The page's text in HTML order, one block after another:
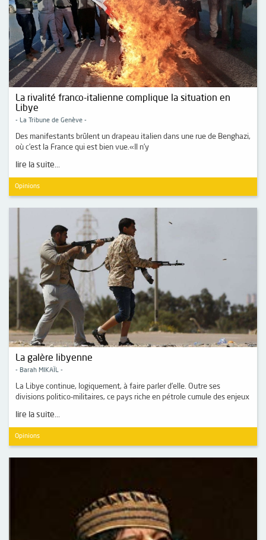
La rivalité franco-italienne complique la situation en
Libye
- La Tribune de Genève -
Des manifestants brûlent un drapeau italien dans une rue de Benghazi,
où c’est la France qui est bien vue.«Il n’y
lire la suite...
Opinions
La galère libyenne
- Barah MIKAÏL -
La Libye continue, logiquement, à faire parler d’elle. Outre ses
divisions politico-militaires, ce pays riche en pétrole cumule des enjeux
lire la suite...
Opinions